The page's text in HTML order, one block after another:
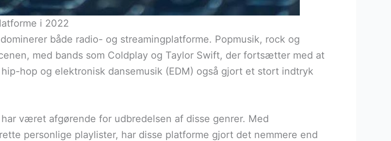
i 2022
både radio- og streamingplatforme. Popmusik, rock og
med bands som Coldplay og Taylor Swift, der fortsætter med at
hop og elektronisk dansemusik (EDM) også gjort et stort indtryk
været afgørende for udbredelsen af disse genrer. Med
personlige playlister, har disse platforme gjort det nemmere end